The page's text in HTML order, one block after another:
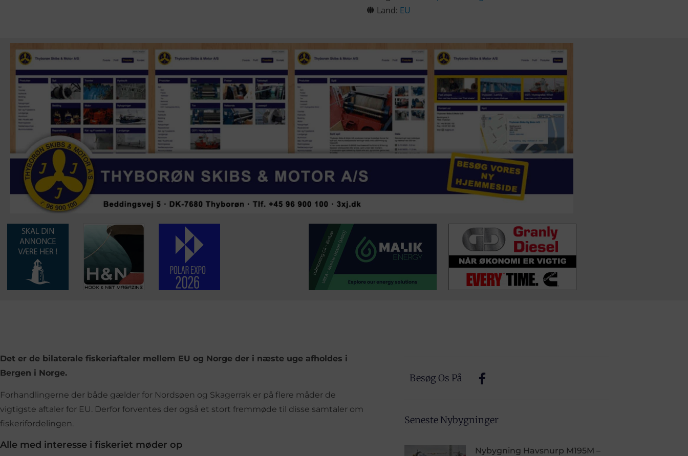
Land: EU
Det er de bilaterale fiskeriaftaler mellem EU og Norge der i næste uge afholdes i
Bergen i Norge.
Forhandlingerne der både gælder for Nordsøen og Skagerrak er på flere måder de
vigtigste aftaler for EU. Derfor forventes der også et stort fremmøde til disse samtaler om
fiskerifordelingen.
Alle med interesse i fiskeriet møder op
Besøg Os På
Seneste Nybygninger
Nybygning Havsnurp M195M –